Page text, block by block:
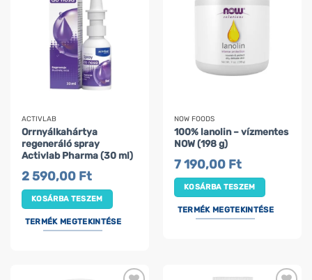
ACTIVLAB
Orrnyálkahártya
regeneráló spray
Activlab Pharma (30 ml)
2 590,00 Ft
KOSÁRBA TESZEM
TERMÉK MEGTEKINTÉSE
NOW FOODS
100% lanolin – vízmentes
NOW (198 g)
7 190,00 Ft
KOSÁRBA TESZEM
TERMÉK MEGTEKINTÉSE